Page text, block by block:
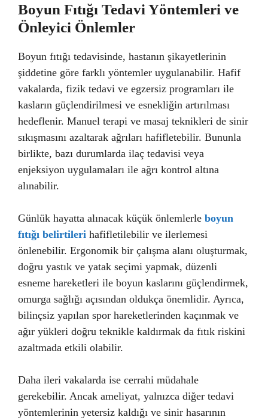
Boyun Fıtığı Tedavi Yöntemleri ve
Önleyici Önlemler
Boyun fıtığı tedavisinde, hastanın şikayetlerinin
şiddetine göre farklı yöntemler uygulanabilir. Hafif
vakalarda, fizik tedavi ve egzersiz programları ile
kasların güçlendirilmesi ve esnekliğin artırılması
hedeflenir. Manuel terapi ve masaj teknikleri de sinir
sıkışmasını azaltarak ağrıları hafifletebilir. Bununla
birlikte, bazı durumlarda ilaç tedavisi veya
enjeksiyon uygulamaları ile ağrı kontrol altına
alınabilir.
Günlük hayatta alınacak küçük önlemlerle boyun
fıtığı belirtileri hafifletilebilir ve ilerlemesi
önlenebilir. Ergonomik bir çalışma alanı oluşturmak,
doğru yastık ve yatak seçimi yapmak, düzenli
esneme hareketleri ile boyun kaslarını güçlendirmek,
omurga sağlığı açısından oldukça önemlidir. Ayrıca,
bilinçsiz yapılan spor hareketlerinden kaçınmak ve
ağır yükleri doğru teknikle kaldırmak da fıtık riskini
azaltmada etkili olabilir.
Daha ileri vakalarda ise cerrahi müdahale
gerekebilir. Ancak ameliyat, yalnızca diğer tedavi
yöntemlerinin yetersiz kaldığı ve sinir hasarının